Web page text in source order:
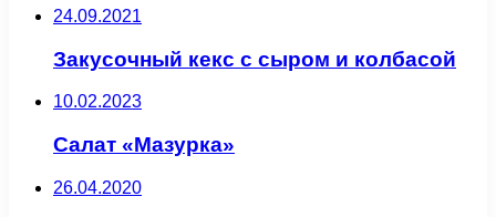
24.09.2021
Закусочный кекс с сыром и колбасой
10.02.2023
Салат «Мазурка»
26.04.2020